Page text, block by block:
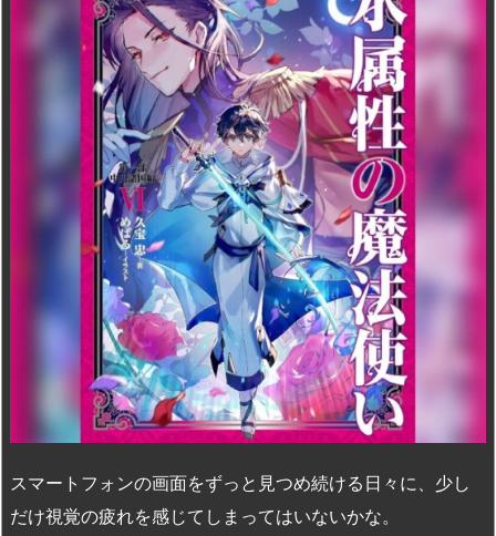
o
d
o
n
s
k
y
a
d
s
bl
r
o
ar
d
dr
o
p.
io
スマートフォンの画面をずっと見つめ続ける日々に、少し
だけ視覚の疲れを感じてしまってはいないかな。